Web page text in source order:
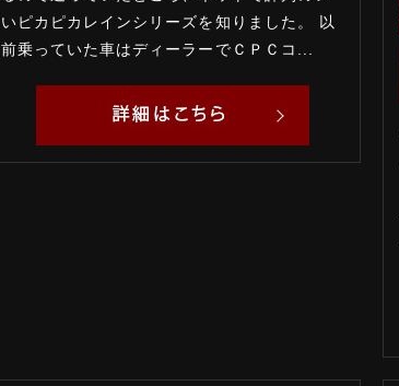
いピカピカレインシリーズを知りました。 以
前乗っていた車はディーラーでＣＰＣコ...